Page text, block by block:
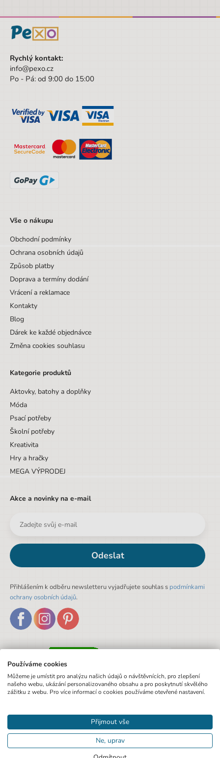
Náplň
Hmotnost netto [kg]
Materiál
Značka
Šířka obalu
Pohlaví
Materiál
Druh
Hloubka
Výška
Šířka
Výška obalu
Věk do
Sada/Sety/Balíčky
Motiv
Kotě
Rychlý kontakt:
info@pexo.cz
Po - Pá: od 9:00 do 15:00
Vše o nákupu
Obchodní podmínky
Ochrana osobních údajů
Způsob platby
Doprava a termíny dodání
Vrácení a reklamace
Kontakty
Blog
Dárek ke každé objednávce
Změna cookies souhlasu
Kategorie produktů
Aktovky, batohy a doplňky
Móda
Psací potřeby
Školní potřeby
Kreativita
Hry a hračky
MEGA VÝPRODEJ
Akce a novinky na e-mail
Odeslat
Přihlášením k odběru newsletteru vyjadřujete souhlas s podmínkami
ochrany osobních údajů.
Používáme cookies
Můžeme je umístit pro analýzu našich údajů o návštěvnících, pro zlepšení
našeho webu, ukázání personalizovaného obsahu a pro poskytnutí skvělého
zážitku z webu. Pro více informací o cookies používáme otevřené nastavení.
Přijmout vše
Ne, uprav